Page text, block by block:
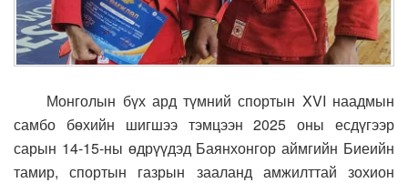
Монголын бүх ард түмний спортын XVI наадмын
самбо бөхийн шигшээ тэмцээн 2025 оны есдүгээр
сарын 14-15-ны өдрүүдэд Баянхонгор аймгийн Биеийн
тамир, спортын газрын зааланд амжилттай зохион